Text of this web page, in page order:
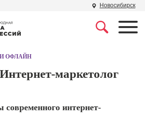
Новосибирск
поисковой
продвижение
ОФЛАЙН
маркетолог
современного интернет-